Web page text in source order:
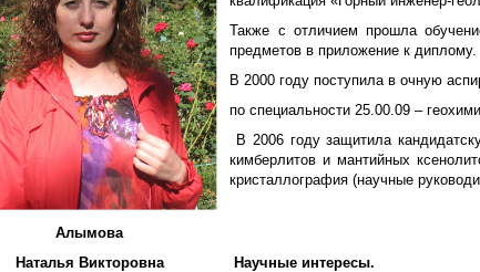
Также с отличием прошла
предметов в приложение к диплому.
В 2000 году поступила в очную
по специальности 25.00.09 –
В 2006 году защитила
кимберлитов и мантийных
кристаллография (научные
Алымова
Наталья Викторовна
Научные интересы.